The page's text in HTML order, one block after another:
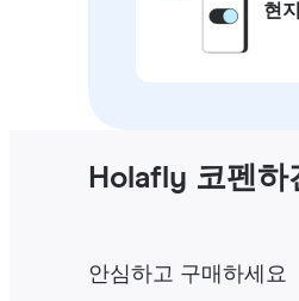
현
Holafly 코펜
안심하고 구매하세요